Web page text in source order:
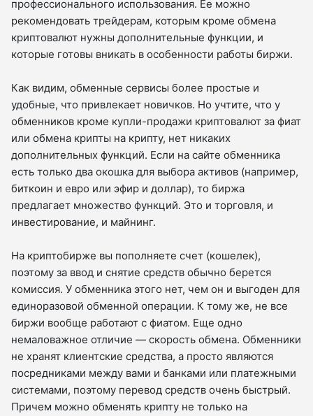
профессионального использования. Ее можно
рекомендовать трейдерам, которым кроме обмена
криптовалют нужны дополнительные функции, и
которые готовы вникать в особенности работы биржи.
Как видим, обменные сервисы более простые и
удобные, что привлекает новичков. Но учтите, что у
обменников кроме купли-продажи криптовалют за фиат
или обмена крипты на крипту, нет никаких
дополнительных функций. Если на сайте обменника
есть только два окошка для выбора активов (например,
биткоин и евро или эфир и доллар), то биржа
предлагает множество функций. Это и торговля, и
инвестирование, и майнинг.
На криптобирже вы пополняете счет (кошелек),
поэтому за ввод и снятие средств обычно берется
комиссия. У обменника этого нет, чем он и выгоден для
единоразовой обменной операции. К тому же, не все
биржи вообще работают с фиатом. Еще одно
немаловажное отличие — скорость обмена. Обменники
не хранят клиентские средства, а просто являются
посредниками между вами и банками или платежными
системами, поэтому перевод средств очень быстрый.
Причем можно обменять крипту не только на